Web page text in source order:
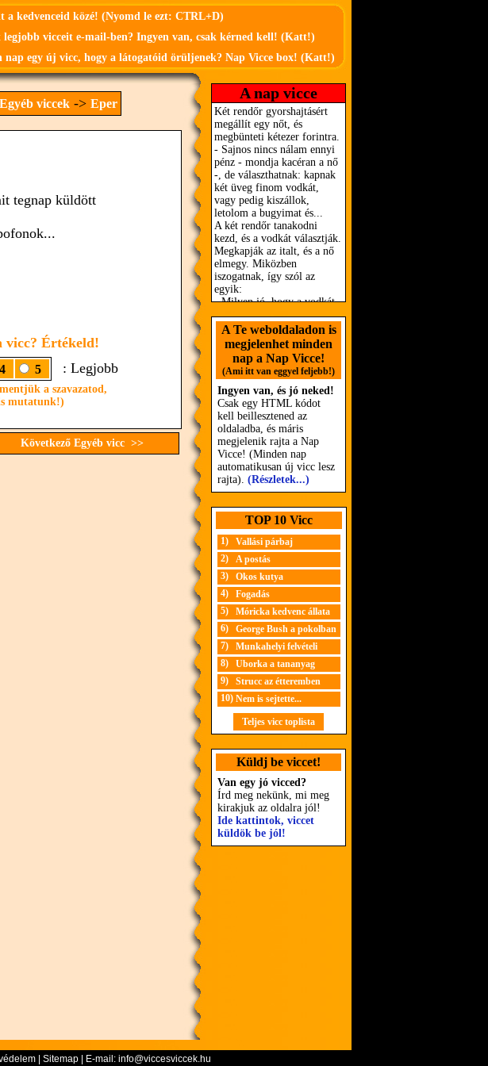
a kedvenceid közé! (Nyomd le ezt: CTRL+D)
vicceit e-mail-ben? Ingyen van, csak kérned kell! (Katt!)
nap egy új vicc, hogy a látogatóid örüljenek? Nap Vicce box! (Katt!)
Egyéb viccek -> Eper
tegnap küldött
vicc? Értékeld!
4 5 : Legjobb
a szavazatod,
mutatunk!)
Következő Egyéb vicc >>
A nap vicce
A Te weboldaladon is
megjelenhet minden
nap a Nap Vicce!
(Ami itt van eggyel feljebb!)
Ingyen van, és jó neked!
Csak egy HTML kódot
kell beillesztened az
oldaladba, és máris
megjelenik rajta a Nap
Vicce! (Minden nap
automatikusan új vicc lesz
rajta). (Részletek...)
TOP 10 Vicc
1)
Vallási párbaj
2)
A postás
3)
Okos kutya
4)
Fogadás
5)
Móricka kedvenc állata
6)
George Bush a pokolban
7)
Munkahelyi felvételi
8)
Uborka a tananyag
9)
Strucc az étteremben
10) Nem is sejtette...
Teljes vicc toplista
Küldj be viccet!
Van egy jó vicced?
Írd meg nekünk, mi meg
kirakjuk az oldalra jól!
Ide kattintok, viccet
küldök be jól!
Sitemap | E-mail: info@viccesviccek.hu